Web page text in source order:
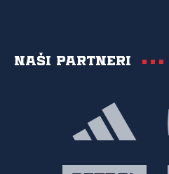
Naši partneri